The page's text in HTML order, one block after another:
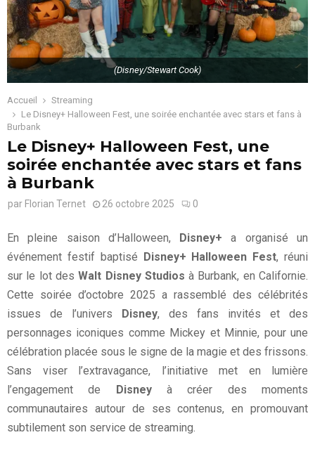
(Disney/Stewart Cook)
Accueil
Streaming
Le Disney+ Halloween Fest, une soirée enchantée avec stars et fans à
Burbank
Le Disney+ Halloween Fest, une
soirée enchantée avec stars et fans
à Burbank
par Florian Ternet 26 octobre 2025 0
En pleine saison d’Halloween, Disney+ a organisé un
événement festif baptisé
Disney+ Halloween Fest, réuni
sur le lot desWalt Disney Studios à Burbank, en Californie.
Cette soirée d’octobre 2025 a rassemblé des célébrités
issues de l’univers
Disney, des fans invités et des
personnages iconiques comme Mickey et Minnie, pour une
célébration placée sous le signe de la magie et des frissons.
Sans viser l’extravagance, l’initiative met en lumière
l’engagement de
Disneyà créer des moments
communautaires autour de ses contenus, en promouvant
subtilement son service de streaming.